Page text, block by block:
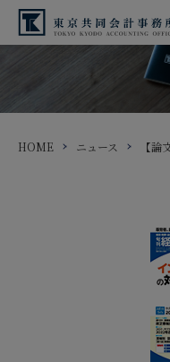
HOME ニュース 【